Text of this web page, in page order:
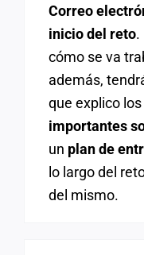
Correo
inicio del reto.
cómo se va
además,
que explico los
importantes
un plan de
lo largo del
del mismo.